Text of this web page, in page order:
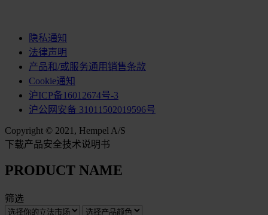
隐私通知
法律声明
产品和/或服务通用销售条款
Cookie通知
沪ICP备16012674号-3
沪公网安备 31011502019596号
Copyright © 2021, Hempel A/S
下载产品安全技术说明书
PRODUCT NAME
筛选